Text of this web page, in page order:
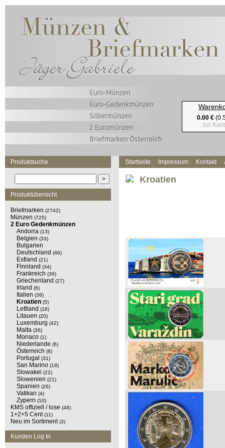
0.00 € (0
zur
Produktsuche
Produktübersicht
Briefmarken (2742)
Münzen (725)
2 Euro Gedenkmünzen
Andorra (13)
Belgien (33)
Bulgarien
Deutschland (46)
Estland (21)
Finnland (34)
Frankreich (36)
Griechenland (27)
Irland (6)
Italien (36)
Kroatien (5)
Lettland (18)
Litauen (20)
Luxemburg (42)
Malta (36)
Monaco (1)
Niederlande (6)
Österreich (8)
Portugal (31)
San Marino (18)
Slowakei (22)
Slowenien (21)
Spanien (26)
Vatikan (4)
Zypern (10)
KMS offiziell / lose (48)
1+2+5 Cent (11)
Neu im Sortiment (3)
Kunden Log In
Startseite Impressum Kontakt
Kroatien